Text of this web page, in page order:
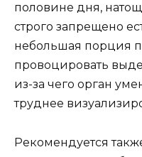
половине дня,
строго запрещено
небольшая порция
провоцировать
из-за чего орган
труднее
Рекомендуется